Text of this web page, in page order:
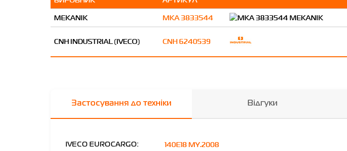
MEKANIK
MKA 3833544
CNH INDUSTRIAL (IVECO) CNH 6240539
Застосування до техніки Відгуки
IVECO EUROCARGO:
140E18 MY.2008